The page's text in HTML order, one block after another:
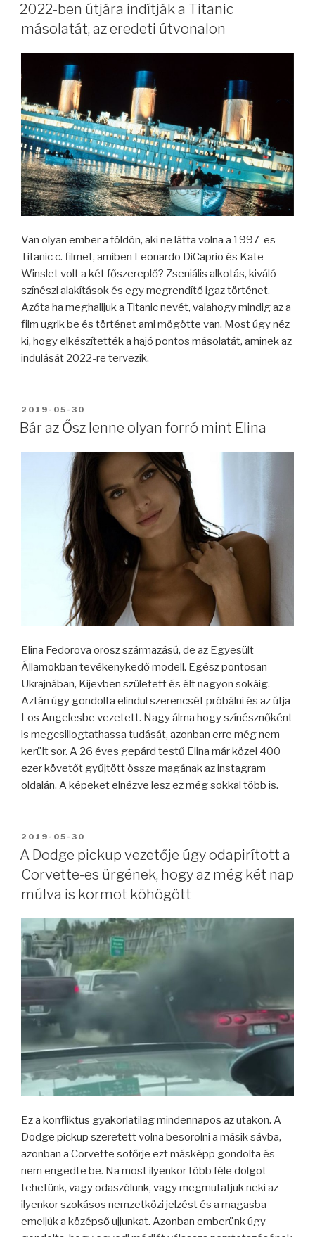
2022-ben útjára indítják a Titanic
másolatát, az eredeti útvonalon
Van olyan ember a földön, aki ne látta volna a 1997-es
Titanic c. filmet, amiben Leonardo DiCaprio és Kate
Winslet volt a két főszereplő? Zseniális alkotás, kiváló
színészi alakítások és egy megrendítő igaz történet.
Azóta ha meghalljuk a Titanic nevét, valahogy mindig az a
film ugrik be és történet ami mögötte van. Most úgy néz
ki, hogy elkészítették a hajó pontos másolatát, aminek az
indulását 2022-re tervezik.
BEKÜLDVE:
2019-05-30
Bár az Ősz lenne olyan forró mint Elina
Elina Fedorova orosz származású, de az Egyesült
Államokban tevékenykedő modell. Egész pontosan
Ukrajnában, Kijevben született és élt nagyon sokáig.
Aztán úgy gondolta elindul szerencsét próbálni és az útja
Los Angelesbe vezetett. Nagy álma hogy színésznőként
is megcsillogtathassa tudását, azonban erre még nem
került sor. A 26 éves gepárd testű Elina már közel 400
ezer követőt gyűjtött össze magának az instagram
oldalán. A képeket elnézve lesz ez még sokkal több is.
BEKÜLDVE:
2019-05-30
A Dodge pickup vezetője úgy odapirított a
Corvette-es ürgének, hogy az még két nap
múlva is kormot köhögött
Ez a konfliktus gyakorlatilag mindennapos az utakon. A
Dodge pickup szeretett volna besorolni a másik sávba,
azonban a Corvette sofőrje ezt másképp gondolta és
nem engedte be. Na most ilyenkor több féle dolgot
tehetünk, vagy odaszólunk, vagy megmutatjuk neki az
ilyenkor szokásos nemzetközi jelzést és a magasba
emeljük a középső ujjunkat. Azonban emberünk úgy